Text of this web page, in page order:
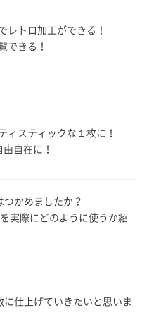
レトロ加工ができる！
できる！
ィスティックな１枚に！
自在に！
つかめましたか？
実際にどのように使うか紹
仕上げていきたいと思いま